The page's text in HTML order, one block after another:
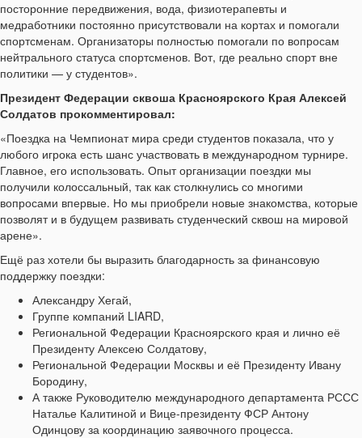
посторонние передвижения, вода, физиотерапевты и
медработники постоянно присутствовали на кортах и помогали
спортсменам. Организаторы полностью помогали по вопросам
нейтрального статуса спортсменов. Вот, где реально спорт вне
политики — у студентов».
Президент Федерации сквоша Красноярского Края Алексей
Солдатов прокомментировал:
«Поездка на Чемпионат мира среди студентов показала, что у
любого игрока есть шанс участвовать в международном турнире.
Главное, его использовать. Опыт организации поездки мы
получили колоссальный, так как столкнулись со многими
вопросами впервые. Но мы приобрели новые знакомства, которые
позволят и в будущем развивать студенческий сквош на мировой
арене».
Ещё раз хотели бы выразить благодарность за финансовую
поддержку поездки:
Александру Хегай,
Группе компаний LIARD,
Региональной Федерации Красноярского края и лично её
Президенту Алексею Солдатову,
Региональной Федерации Москвы и её Президенту Ивану
Бородину,
А также Руководителю международного департамента РССС
Наталье Калитиной и Вице-президенту ФСР Антону
Одинцову за координацию заявочного процесса.